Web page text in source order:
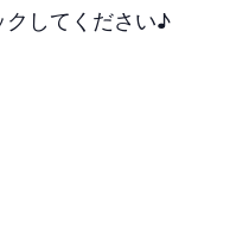
してください♪